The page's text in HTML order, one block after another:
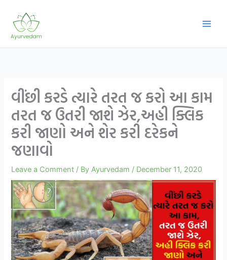
content
વીંછી કરડે ત્યારે તરત જ કરો આ કામ
તરત જ ઉતરી જાશે ઝેર,અહી ક્લિક
કરી જાણો અને શેર કરી દરેકને
જણાવો
Leave a Comment / ByAyurvedam / December 11, 2020